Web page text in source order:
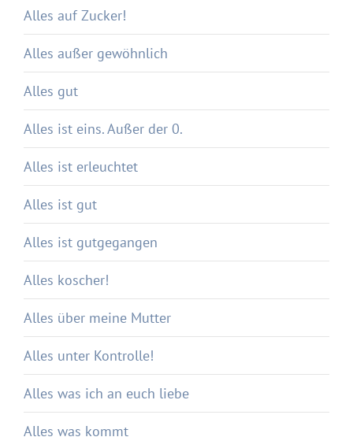
Alles auf Zucker!
Alles außer gewöhnlich
Alles gut
Alles ist eins. Außer der 0.
Alles ist erleuchtet
Alles ist gut
Alles ist gutgegangen
Alles koscher!
Alles über meine Mutter
Alles unter Kontrolle!
Alles was ich an euch liebe
Alles was kommt